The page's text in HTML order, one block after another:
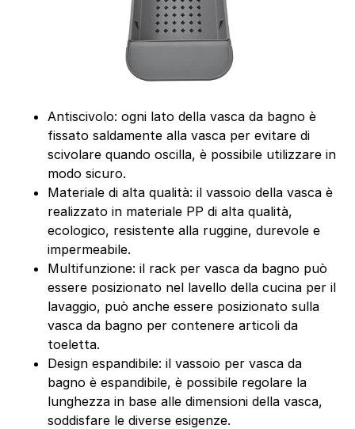
Antiscivolo: ogni lato della vasca da bagno è
fissato saldamente alla vasca per evitare di
scivolare quando oscilla, è possibile utilizzare in
modo sicuro.
Materiale di alta qualità: il vassoio della vasca è
realizzato in materiale PP di alta qualità,
ecologico, resistente alla ruggine, durevole e
impermeabile.
Multifunzione: il rack per vasca da bagno può
essere posizionato nel lavello della cucina per il
lavaggio, può anche essere posizionato sulla
vasca da bagno per contenere articoli da
toeletta.
Design espandibile: il vassoio per vasca da
bagno è espandibile, è possibile regolare la
lunghezza in base alle dimensioni della vasca,
soddisfare le diverse esigenze.